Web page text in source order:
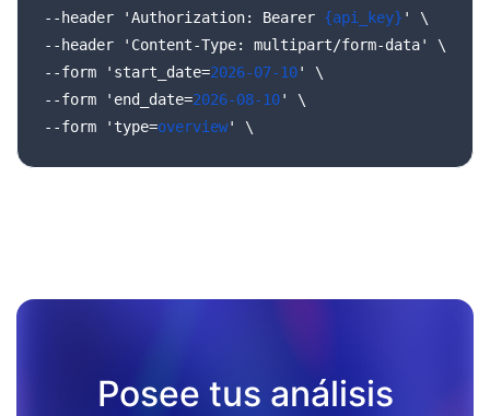
--header
'Authorization: Bearer {api_key} '
\
--header
'Content-Type: multipart/form-data'
\
--form
'start_date=2026-07-10'
\
--form
'end_date=2026-08-10'
\
--form
'type=overview' \
Posee tus análisis